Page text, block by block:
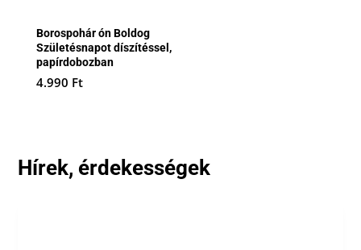
Borospohár ón Boldog
Születésnapot díszítéssel,
papírdobozban
4.990 Ft
Hírek, érdekességek